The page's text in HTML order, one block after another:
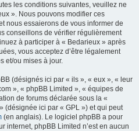
les conditions suivantes, veuillez ne
». Nous pouvons modifier ces
nous essaierons de vous informer de
conseillons de vérifier régulièrement
à participer à « Bedarieux » après
vous acceptez d’être légalement
et/ou mises à jour.
(désignés ici par « ils », « eux », « leur
», « phpBB Limited », « équipes de
de forums déclarée sous la «
» (désignée ici par « GPL ») et qui peut
(en anglais). Le logiciel phpBB a pour
internet, phpBB Limited n’est en aucun